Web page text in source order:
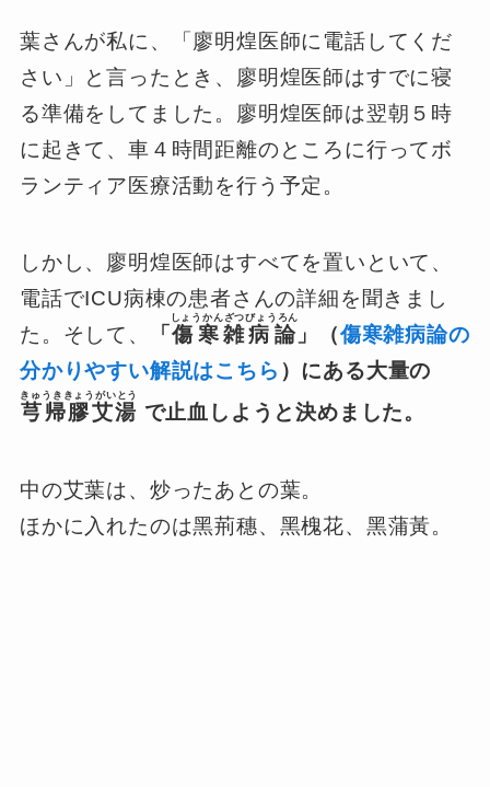
葉さんが私に、「廖明煌医師に電話してくだ
さい」と言ったとき、廖明煌医師はすでに寝
る準備をしてました。廖明煌医師は翌朝５時
に起きて、車４時間距離のところに行ってボ
ランティア医療活動を行う予定。
しかし、廖明煌医師はすべてを置いといて、
電話でICU病棟の患者さんの詳細を聞きまし
た。そして、
「 傷寒雑病論
しょうかんざつびょうろん
」（傷寒雑病論の
分かりやすい解説はこちら ）にある大量の
芎帰膠艾湯
きゅうききょうがいとう
で止血しようと決めました。
中の艾葉は、炒ったあとの葉。
ほかに入れたのは黑荊穗、黑槐花、黑蒲黃。